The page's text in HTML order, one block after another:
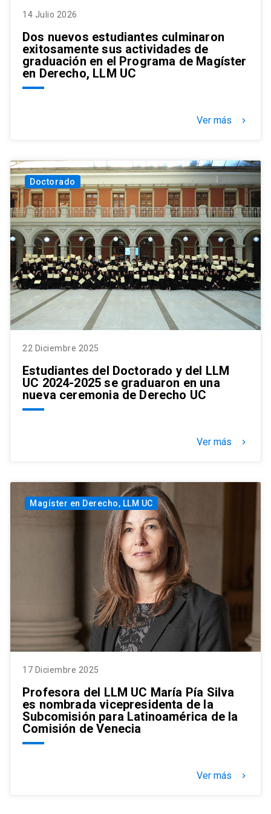
14 Julio 2026
Dos nuevos estudiantes culminaron
exitosamente sus actividades de
graduación en el Programa de Magíster
en Derecho, LLM UC
Ver más keyboard_arrow_right
Doctorado
22 Diciembre 2025
Estudiantes del Doctorado y del LLM
UC 2024-2025 se graduaron en una
nueva ceremonia de Derecho UC
Ver más keyboard_arrow_right
Magíster en Derecho, LLM UC
17 Diciembre 2025
Profesora del LLM UC María Pía Silva
es nombrada vicepresidenta de la
Subcomisión para Latinoamérica de la
Comisión de Venecia
Ver más keyboard_arrow_right